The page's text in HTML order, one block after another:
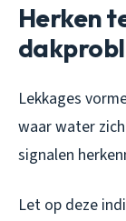
Herken
Lekkages
waar water
signalen
Let op deze